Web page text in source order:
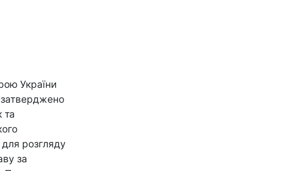
України
та
розгляду
за